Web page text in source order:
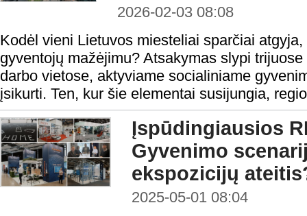
2026-02-03 08:08
Kodėl vieni Lietuvos miesteliai sparčiai
gyventojų mažėjimu? Atsakymas slypi
darbo vietose, aktyviame socialiniame
įsikurti. Ten, kur šie elementai susijungia,
Įspūdingiausios
Gyvenimo
ekspozicijų
2025-05-01 08:04